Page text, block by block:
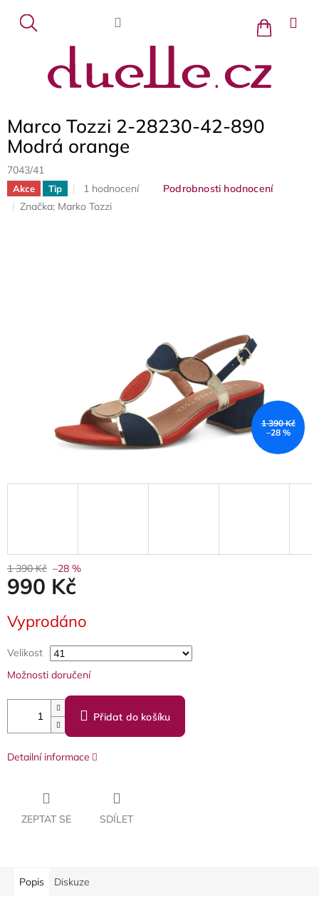
obsah
Nákupní
košík
Marco Tozzi 2-28230-42-890
Modrá orange
7043/41
Akce Tip
Průměrné
produktu
1 hodnocení
Podrobnosti hodnocení
Značka: Marko Tozzi
1 390 Kč
–28 %
1 390 Kč –28 %
990 Kč
cena:
Vyprodáno
Velikost
Možnosti doručení
Přidat do košíku
Detailní informace
ZEPTAT SE SDÍLET
Popis Diskuze